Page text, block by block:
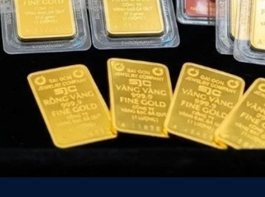
Video